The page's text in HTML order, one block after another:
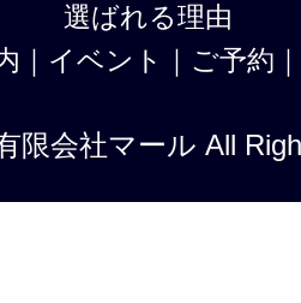
選ばれる理由
｜ イベント ｜ ご予約 ｜
限会社マール All